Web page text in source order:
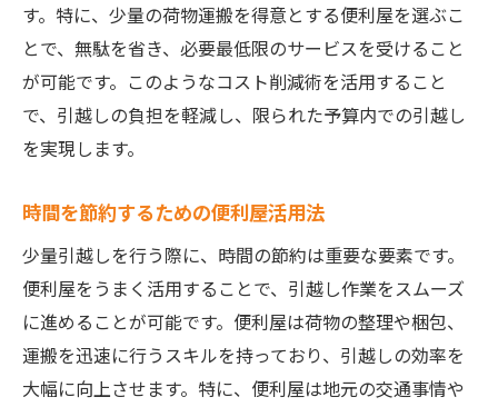
精神的負担を減少させるサービス展開
スムーズな引越しを実現する便利屋の選び方と
利点
信頼できる便利屋の選び方
口コミを活用した便利屋選び
サービス内容の比較ポイント
契約前に確認するべき事項
スムーズな引越しを支えるプロの技術
便利屋の少量引越しサービスを最大限に活用す
るためのポイント
す。特に、少量の荷物運搬を得意とする便利屋を選ぶこ
とで、無駄を省き、必要最低限のサービスを受けること
が可能です。このようなコスト削減術を活用すること
で、引越しの負担を軽減し、限られた予算内での引越し
を実現します。
時間を節約するための便利屋活用法
少量引越しを行う際に、時間の節約は重要な要素です。
便利屋をうまく活用することで、引越し作業をスムーズ
に進めることが可能です。便利屋は荷物の整理や梱包、
運搬を迅速に行うスキルを持っており、引越しの効率を
大幅に向上させます。特に、便利屋は地元の交通事情や